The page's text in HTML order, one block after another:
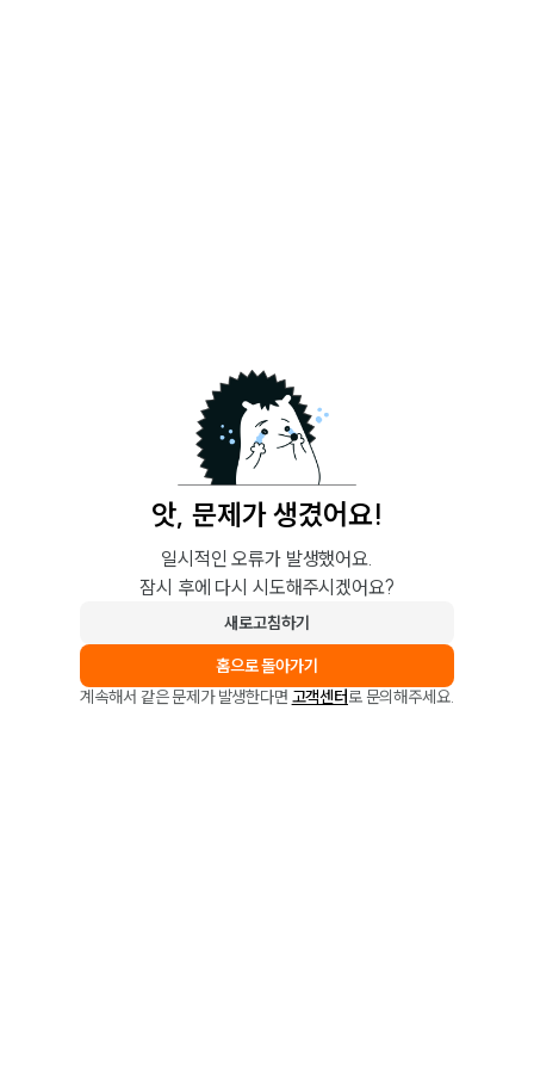
앗, 문제가 생겼어요!
일시적인 오류가 발생했어요.
잠시 후에 다시 시도해주시겠어요?
새로고침하기
홈으로 돌아가기
계속해서 같은 문제가 발생한다면 고객센터로 문의해주세요.